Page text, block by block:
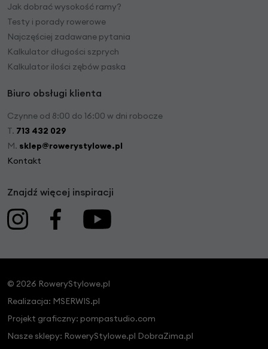
Jak dobrać wysokość ramy?
Testy i porady rowerowe
Najczęściej zadawane pytania
Kalkulator długości szprych
Kalkulator ilości zębów paska
Biuro obsługi klienta
Czynne od 8:00 do 16:00 w dni robocze
T. 713 432 029
M. sklep@rowerystylowe.pl
Kontakt
Znajdź więcej inspiracji
© 2026 RoweryStylowe.pl
Realizacja: MSERWIS.pl
Projekt graficzny: pompastudio.com
Nasze sklepy: RoweryStylowe.pl DobraZima.pl